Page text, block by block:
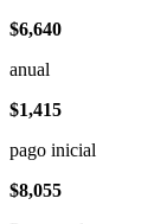
$6,640
anual
$1,415
pago inicial
$8,055